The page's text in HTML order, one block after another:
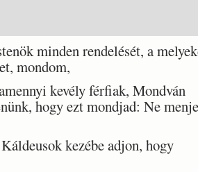
minden rendelését, a
mondom,
kevély férfiak, Mondván
hogy ezt mondjad: Ne
kezébe adjon, hogy